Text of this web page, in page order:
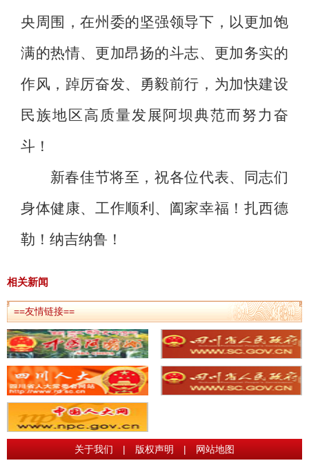
央周围，在州委的坚强领导下，以更加饱
满的热情、更加昂扬的斗志、更加务实的
作风，踔厉奋发、勇毅前行，为加快建设
民族地区高质量发展阿坝典范而努力奋
斗！
新春佳节将至 ，祝各位代表、同志们
身体健康、工作顺利、阖家幸福！ 扎西德
勒！纳吉纳鲁！
相关新闻
==友情链接==
关于我们 | 版权声明 | 网站地图